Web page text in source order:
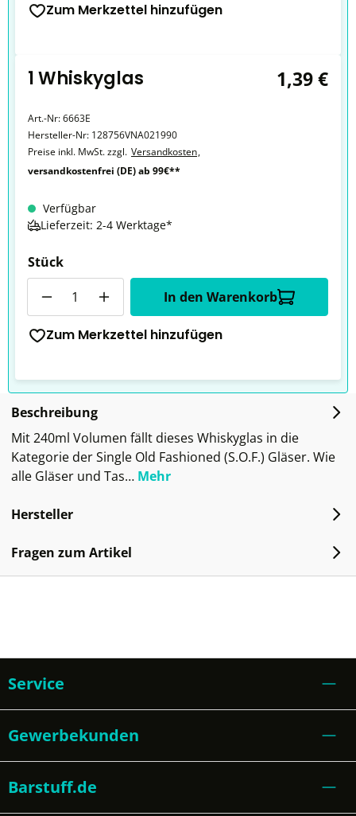
Zum Merkzettel hinzufügen
1 Whiskyglas 1,39 €
Art.-Nr:6663E
Hersteller-Nr: 128756VNA021990
Preise inkl. MwSt. zzgl. Versandkosten,
versandkostenfrei (DE) ab 99€**
Verfügbar
Lieferzeit: 2-4 Werktage*
Stück
In den Warenkorb
Zum Merkzettel hinzufügen
Beschreibung
Mit 240ml Volumen fällt dieses Whiskyglas in die
Kategorie der Single Old Fashioned (S.O.F.) Gläser. Wie
alle Gläser und Tas… Mehr
Hersteller
Fragen zum Artikel
Service
Gewerbekunden
Barstuff.de